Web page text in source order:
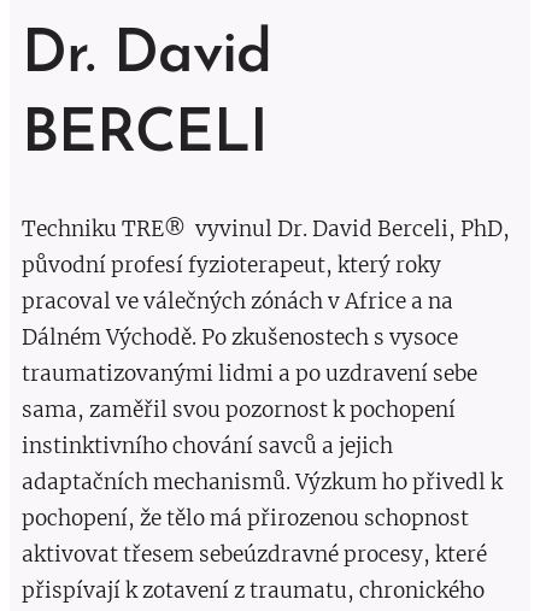
Dr. David
BERCELI
Techniku TRE® vyvinul Dr. David Berceli, PhD,
původní profesí fyzioterapeut, který roky
pracoval ve válečných zónách v Africe a na
Dálném Východě. Po zkušenostech s vysoce
traumatizovanými lidmi a po uzdravení sebe
sama, zaměřil svou pozornost k pochopení
instinktivního chování savců a jejich
adaptačních mechanismů. Výzkum ho přivedl k
pochopení, že tělo má přirozenou schopnost
aktivovat třesem sebeúzdravné procesy, které
přispívají k zotavení z traumatu, chronického